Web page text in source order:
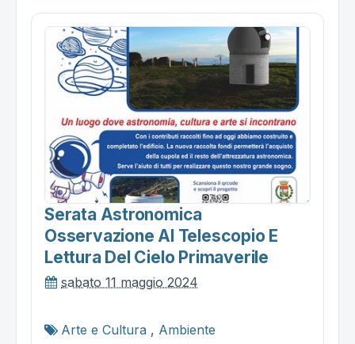
Serata Astronomica
Osservazione Al Telescopio E
Lettura Del Cielo Primaverile
sabato 11 maggio 2024
Arte e Cultura , Ambiente